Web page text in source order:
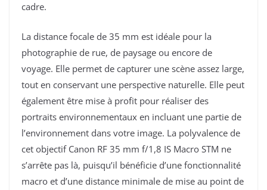
cadre.
La distance focale de 35 mm est idéale pour la
photographie de rue, de paysage ou encore de
voyage. Elle permet de capturer une scène assez large,
tout en conservant une perspective naturelle. Elle peut
également être mise à profit pour réaliser des
portraits environnementaux en incluant une partie de
l’environnement dans votre image. La polyvalence de
cet objectif Canon RF 35 mm f/1,8 IS Macro STM ne
s’arrête pas là, puisqu’il bénéficie d’une fonctionnalité
macro et d’une distance minimale de mise au point de